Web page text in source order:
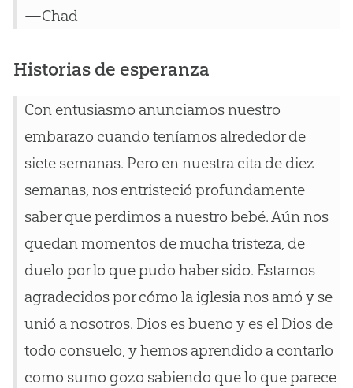
—Chad
Historias de esperanza
Con entusiasmo anunciamos nuestro
embarazo cuando teníamos alrededor de
siete semanas. Pero en nuestra cita de diez
semanas, nos entristeció profundamente
saber que perdimos a nuestro bebé. Aún nos
quedan momentos de mucha tristeza, de
duelo por lo que pudo haber sido. Estamos
agradecidos por cómo la iglesia nos amó y se
unió a nosotros. Dios es bueno y es el Dios de
todo consuelo, y hemos aprendido a contarlo
como sumo gozo sabiendo que lo que parece